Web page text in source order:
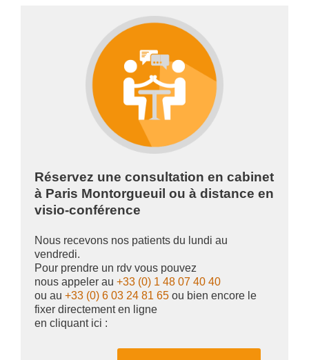
Réservez une consultation en cabinet
à Paris Montorgueuil ou à distance en
visio-conférence
Nous recevons nos patients du lundi au
vendredi.
Pour prendre un rdv vous pouvez
nous appeler au +33 (0) 1 48 07 40 40
ou au +33 (0) 6 03 24 81 65 ou bien encore le
fixer directement en ligne
en cliquant ici :